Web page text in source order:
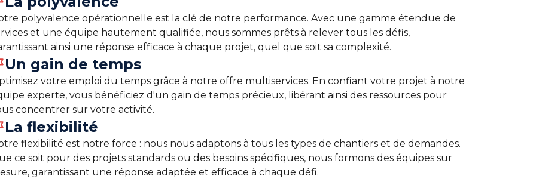
polyvalence opérationnelle est la clé de notre performance. Avec une gamme étendue de
et une équipe hautement qualifiée, nous sommes prêts à relever tous les défis,
ainsi une réponse efficace à chaque projet, quel que soit sa complexité.
Un gain de temps
votre emploi du temps grâce à notre offre multiservices. En confiant votre projet à notre
experte, vous bénéficiez d'un gain de temps précieux, libérant ainsi des ressources pour
concentrer sur votre activité.
La flexibilité
flexibilité est notre force : nous nous adaptons à tous les types de chantiers et de demandes.
ce soit pour des projets standards ou des besoins spécifiques, nous formons des équipes sur
garantissant une réponse adaptée et efficace à chaque défi.